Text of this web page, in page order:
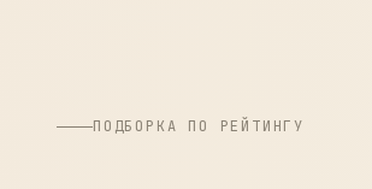
ПОДБОРКА ПО РЕЙТИНГУ